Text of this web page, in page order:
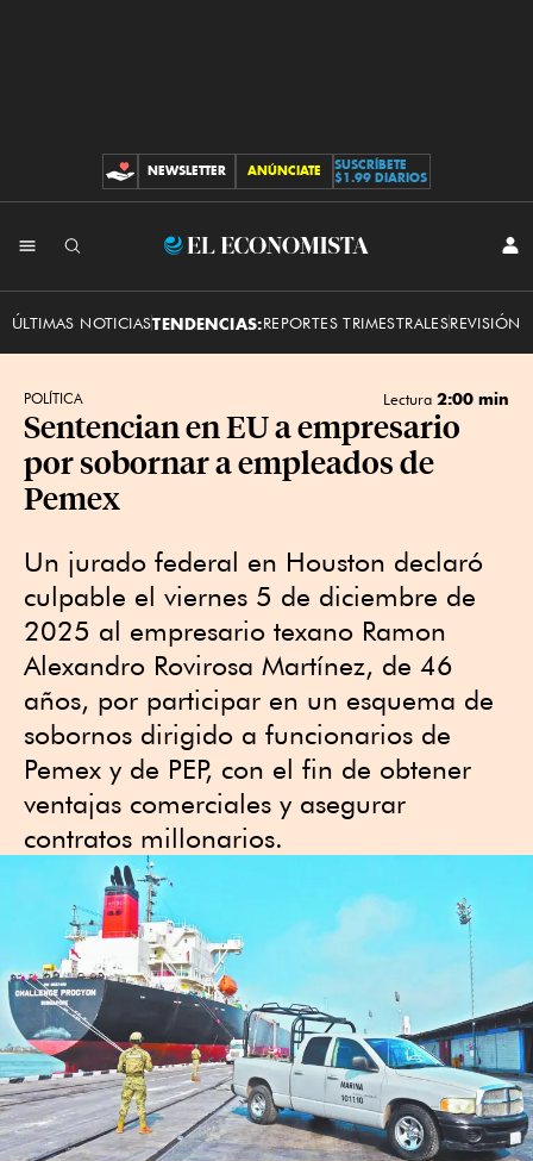
CONTRIBUCIONES
NEWSLETTER ANÚNCIATE
SUSCRÍBETE
$1.99 DIARIOS
El
ÚLTIMAS NOTICIASTENDENCIAS:REPORTES TRIMESTRALESREVISIÓN
POLÍTICA Lectura 2:00 min
Sentencian en EU a empresario
por sobornar a empleados de
Pemex
Un jurado federal en Houston declaró
culpable el viernes 5 de diciembre de
2025 al empresario texano Ramon
Alexandro Rovirosa Martínez, de 46
años, por participar en un esquema de
sobornos dirigido a funcionarios de
Pemex y de PEP, con el fin de obtener
ventajas comerciales y asegurar
contratos millonarios.